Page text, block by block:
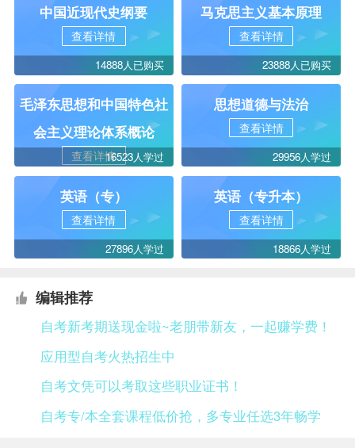
中国近现代史纲要
查看详情
14888人已购买
马克思主义基本原理
查看详情
23888人已购买
毛泽东思想和中国特色社
会主义理论体系概论
查看详情16523人学过
思想道德与法治
查看详情
29956人学过
英语（专）
查看详情
27896人学过
英语（专升本）
查看详情
18866人学过
编辑推荐
自考新考期送现金啦~老朋带新友，一起赚学费！
应用型自考火热招生中
自考文凭可以考取这些职业证书！
自考专/本全套课程低价抢，多专业任选3年畅学